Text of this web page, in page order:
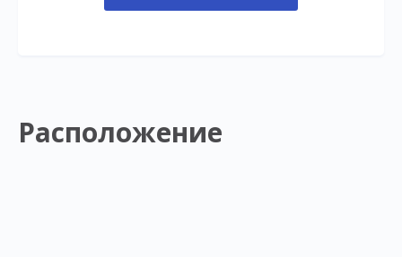
Расположение